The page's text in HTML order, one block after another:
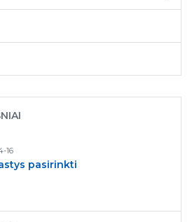
16
pasirinkti